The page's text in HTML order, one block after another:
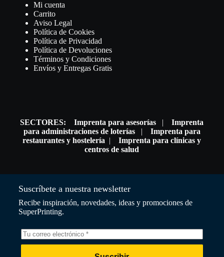
Mi cuenta
Carrito
Aviso Legal
Política de Cookies
Política de Privacidad
Política de Devoluciones
Términos y Condiciones
Envíos y Entregas Gratis
SECTORES: Imprenta para asesorías |Imprenta
para administraciones de loterías| Imprenta para
restaurantes y hostelería |Imprenta para clínicas y
centros de salud
Suscríbete a nuestra newsletter
Recibe inspiración, novedades, ideas y promociones de
SuperPrinting.